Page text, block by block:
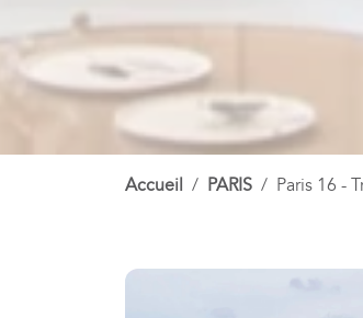
Accueil PARIS Paris 16 -